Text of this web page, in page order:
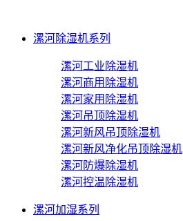
漯河除湿机系列
漯河工业除湿机
漯河商用除湿机
漯河家用除湿机
漯河吊顶除湿机
漯河新风吊顶除湿机
漯河新风净化吊顶除湿机
漯河防爆除湿机
漯河控温除湿机
漯河加湿系列